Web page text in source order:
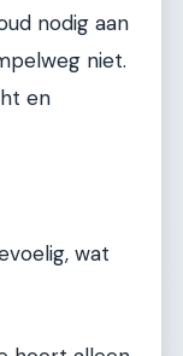
nodig aan
niet.
en
wat